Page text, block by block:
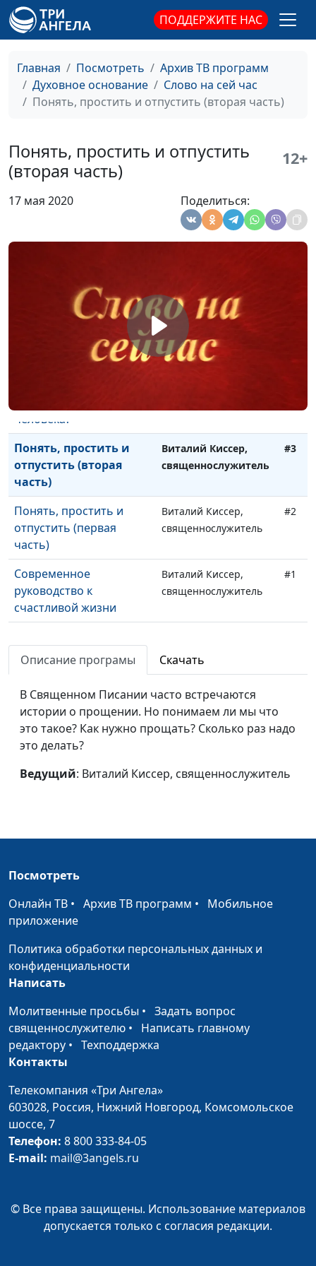
ПОДДЕРЖИТЕ НАС
Главная Посмотреть
Архив ТВ программ
Духовное основание
Слово на сей час
Понять, простить и отпустить (вторая часть)
Понять, простить и отпустить
(вторая часть)
12+
17 мая 2020 Поделиться:
На Бога надейся, а сам
не плошай
Сергей Парфенов,
#12
Не искушай Господа
Сергей Парфенов,
священнослужитель
Семья, обреченная на
Виталий Киссер,
Четыре фотографии
Бога
Виталий Киссер,
#9
Цена следования за
Александр Синицын,
священнослужитель
Десять притч из
У страха глаза велики
Александр Синицын,
священнослужитель
Как правильно читать
Александр Синицын,
священнослужитель
человека?
Понять, простить и
отпустить (вторая
часть)
Виталий Киссер,
священнослужитель
#3
Понять, простить и
отпустить (первая
часть)
Виталий Киссер,
священнослужитель
#2
Современное
руководство к
счастливой жизни
Виталий Киссер,
священнослужитель
#1
Описание програмы Скачать
В Священном Писании часто встречаются
истории о прощении. Но понимаем ли мы что
это такое? Как нужно прощать? Сколько раз надо
это делать?
Ведущий: Виталий Киссер, священнослужитель
Посмотреть
Онлайн ТВ • Архив ТВ программ • Мобильное
приложение
Политика обработки персональных данных и
конфиденциальности
Написать
Молитвенные просьбы • Задать вопрос
священнослужителю • Написать главному
редактору • Техподдержка
Контакты
Телекомпания «Три Ангела»
603028, Россия, Нижний Новгород, Комсомольское
шоссе, 7
Телефон: 8 800 333-84-05
E-mail: mail@3angels.ru
© Все права защищены. Использование материалов
допускается только с согласия редакции.